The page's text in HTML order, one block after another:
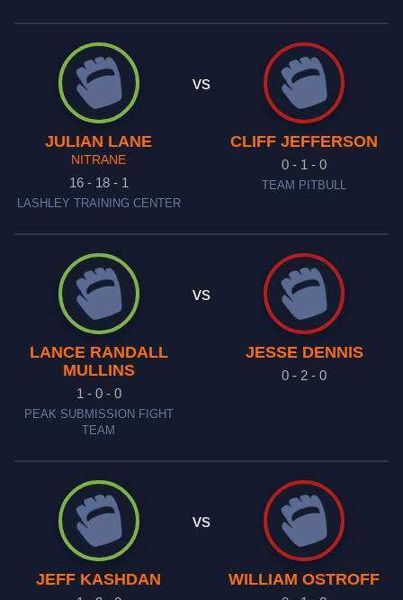
JULIAN LANE
NITRANE
16 - 18 - 1
LASHLEY TRAINING CENTER
vs
CLIFF JEFFERSON
0 - 1 - 0
TEAM PITBULL
LANCE RANDALL
MULLINS
1 - 0 - 0
PEAK SUBMISSION FIGHT
TEAM
vs
JESSE DENNIS
0 - 2 - 0
JEFF KASHDAN
vs
WILLIAM OSTROFF